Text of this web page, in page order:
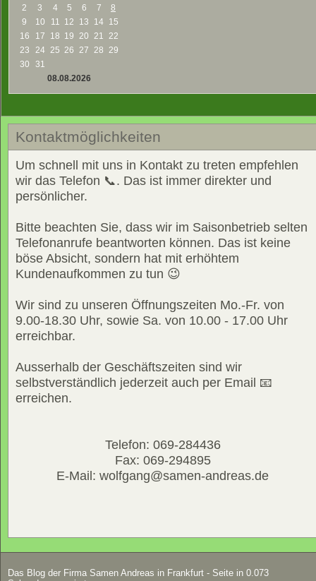
2
3 4 5 6 7
8
9
10 11 12 13 14 15
16
17 18 19 20 21 22
23
24 25 26 27 28 29
30
31
08.08.2026
Kontaktmöglichkeiten
Um schnell mit uns in Kontakt zu treten empfehlen
wir das Telefon 📞. Das ist immer direkter und
persönlicher.
Bitte beachten Sie, dass wir im Saisonbetrieb selten
Telefonanrufe beantworten können. Das ist keine
böse Absicht, sondern hat mit erhöhtem
Kundenaufkommen zu tun 😉
Wir sind zu unseren Öffnungszeiten Mo.-Fr. von
9.00-18.30 Uhr, sowie Sa. von 10.00 - 17.00 Uhr
erreichbar.
Ausserhalb der Geschäftszeiten sind wir
selbstverständlich jederzeit auch per Email 📧
erreichen.
Telefon: 069-284436
Fax: 069-294895
E-Mail: wolfgang@samen-andreas.de
Das Blog der Firma Samen Andreas in Frankfurt - Seite in 0.073